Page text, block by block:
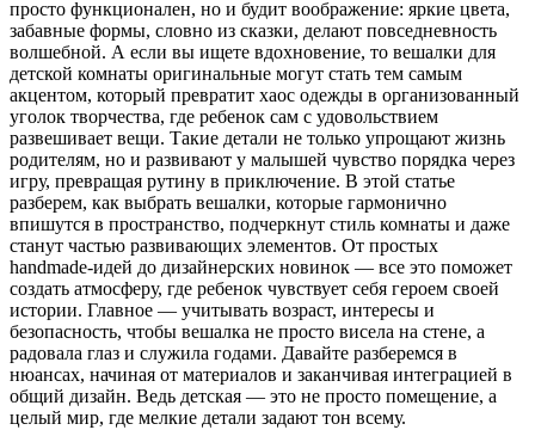
просто функционален, но и будит воображение: яркие цвета,
забавные формы, словно из сказки, делают повседневность
волшебной. А если вы ищете вдохновение, то вешалки для
детской комнаты оригинальные могут стать тем самым
акцентом, который превратит хаос одежды в организованный
уголок творчества, где ребенок сам с удовольствием
развешивает вещи. Такие детали не только упрощают жизнь
родителям, но и развивают у малышей чувство порядка через
игру, превращая рутину в приключение. В этой статье
разберем, как выбрать вешалки, которые гармонично
впишутся в пространство, подчеркнут стиль комнаты и даже
станут частью развивающих элементов. От простых
handmade-идей до дизайнерских новинок — все это поможет
создать атмосферу, где ребенок чувствует себя героем своей
истории. Главное — учитывать возраст, интересы и
безопасность, чтобы вешалка не просто висела на стене, а
радовала глаз и служила годами. Давайте разберемся в
нюансах, начиная от материалов и заканчивая интеграцией в
общий дизайн. Ведь детская — это не просто помещение, а
целый мир, где мелкие детали задают тон всему.